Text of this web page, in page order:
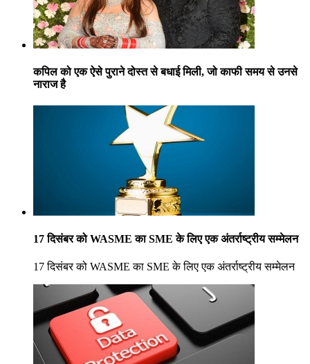
कपिल को एक ऐसे पुराने दोस्त से बधाई मिली, जो काफी समय से उनसे
नाराज है
17 दिसंबर को WASME का SME के लिए एक अंतर्राष्ट्रीय सम्मेलन
17 दिसंबर को WASME का SME के लिए एक अंतर्राष्ट्रीय सम्मेलन